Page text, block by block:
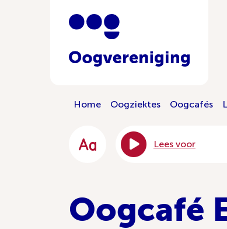
Home Oogziektes Oogcafés
Lees voor
Oogcafé